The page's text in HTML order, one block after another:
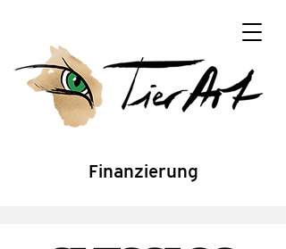
Finanzierung